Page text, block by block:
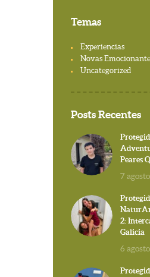
Temas
Experiencias
Novas
Uncategorized
Posts Recentes
Peares
7
2:
Galicia
6